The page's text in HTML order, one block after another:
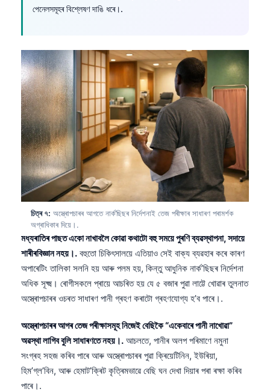
পেনেলসমূহৰ বিশ্লেষণ দাঙি ধৰে।.
চিত্ৰ ৭: অস্ত্ৰোপচাৰৰ আগতে নাৰ্ক’ছিছৰ নিৰ্দেশনাই তেজ পৰীক্ষাৰ সাধাৰণ পৰামৰ্শক
অগ্ৰাধিকাৰ দিয়ে।.
মধ্যৰাতিৰ পাছত একো নাখাবলৈ কোৱা কথাটো বহু সময়ে পুৰণি ব্যৱস্থাপনা, সদায়ে
শাৰীৰবিজ্ঞান নহয়।. বহুতো চিকিৎসালয়ে এতিয়াও সেই বাক্য ব্যৱহাৰ কৰে কাৰণ
অপাৰেটিং তালিকা সলনি হয় আৰু পলম হয়, কিন্তু আধুনিক নাৰ্ক’ছিছৰ নিৰ্দেশনা
অধিক সূক্ষ্ম। ৰোগীসকলে প্ৰায়ে আচৰিত হয় যে ৫ বজাৰ পুৱা লাট্টে খোৱাৰ তুলনাত
অস্ত্ৰোপচাৰৰ ওচৰত সাধাৰণ পানী গ্ৰহণ কৰাটো গ্ৰহণযোগ্য হ’ব পাৰে।.
অস্ত্ৰোপচাৰৰ আগৰ তেজ পৰীক্ষাসমূহ নিজেই বেছিকৈ “একেবাৰে পানী নাখোৱা”
অৱস্থা লাগিব বুলি সাধাৰণতে নহয়।. আচলতে, পানীৰ অলপ পৰিমাণে নমুনা
সংগ্ৰহ সহজ কৰিব পাৰে আৰু অস্ত্ৰোপচাৰৰ পুৱা ক্ৰিয়েটিনিন, ইউৰিয়া,
হিম’গ্ল’বিন, আৰু হেমাট’ক্ৰিট কৃত্ৰিমভাৱে বেছি ঘন দেখা দিয়াৰ পৰা ৰক্ষা কৰিব
পাৰে।.
Occitan
العربية المغربية
Basa Jawa
Cebuano
ئۇيغۇرچە
Кыргызча
Татар теле
Беларуская мова
Esperanto
Frysk
Ślōnskŏ gŏdka
Norsk bokmål